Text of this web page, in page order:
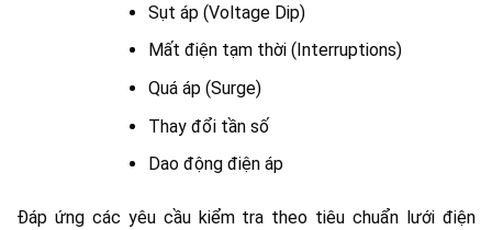
Sụt áp (Voltage Dip)
Mất điện tạm thời (Interruptions)
Quá áp (Surge)
Thay đổi tần số
Dao động điện áp
Đáp ứng các yêu cầu kiểm tra theo tiêu chuẩn lưới điện